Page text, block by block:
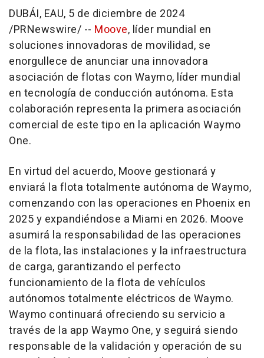
DUBÁI, EAU, 5 de diciembre de 2024
/PRNewswire/ -- Moove, líder mundial en
soluciones innovadoras de movilidad, se
enorgullece de anunciar una innovadora
asociación de flotas con Waymo, líder mundial
en tecnología de conducción autónoma. Esta
colaboración representa la primera asociación
comercial de este tipo en la aplicación Waymo
One.
En virtud del acuerdo, Moove gestionará y
enviará la flota totalmente autónoma de Waymo,
comenzando con las operaciones en Phoenix en
2025 y expandiéndose a Miami en 2026. Moove
asumirá la responsabilidad de las operaciones
de la flota, las instalaciones y la infraestructura
de carga, garantizando el perfecto
funcionamiento de la flota de vehículos
autónomos totalmente eléctricos de Waymo.
Waymo continuará ofreciendo su servicio a
través de la app Waymo One, y seguirá siendo
responsable de la validación y operación de su